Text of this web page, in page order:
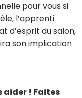
pour vous si
l’apprenti
d’esprit du salon,
son implication
aider ! Faites